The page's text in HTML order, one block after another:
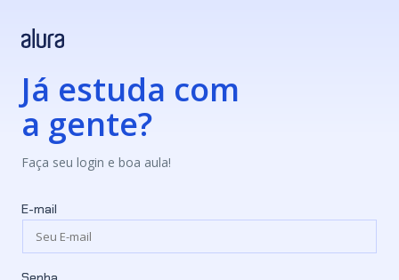
Já estuda com
a gente?
Faça seu login e boa aula!
E-mail